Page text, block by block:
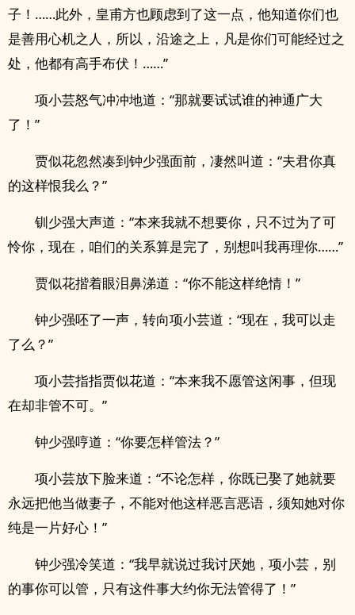
子！……此外，皇甫方也顾虑到了这一点，他知道你们也
是善用心机之人，所以，沿途之上，凡是你们可能经过之
处，他都有高手布伏！……”
项小芸怒气冲冲地道：“那就要试试谁的神通广大
了！”
贾似花忽然凑到钟少强面前，凄然叫道：“夫君你真
的这样恨我么？”
钏少强大声道：“本来我就不想要你，只不过为了可
怜你，现在，咱们的关系算是完了，别想叫我再理你……”
贾似花揩着眼泪鼻涕道：“你不能这样绝情！”
钟少强呸了一声，转向项小芸道：“现在，我可以走
了么？”
项小芸指指贾似花道：“本来我不愿管这闲事，但现
在却非管不可。”
钟少强哼道：“你要怎样管法？”
项小芸放下脸来道：“不论怎样，你既已娶了她就要
永远把他当做妻子，不能对他这样恶言恶语，须知她对你
纯是一片好心！”
钟少强冷笑道：“我早就说过我讨厌她，项小芸，别
的事你可以管，只有这件事大约你无法管得了！”